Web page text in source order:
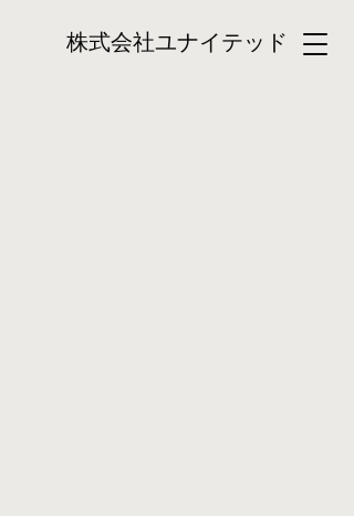
株式会社ユナイテッド